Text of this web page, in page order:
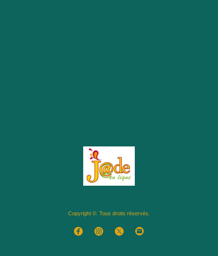
Copyright ©. Tous droits réservés.